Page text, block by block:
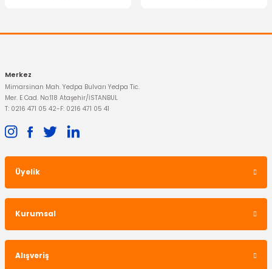
Ön Silecek Süpürgesi Connect
364,02 TL
Merkez
Mimarsinan Mah. Yedpa Bulvarı Yedpa Tic.
Mer. E Cad. No:118 Ataşehir/İSTANBUL
T: 0216 471 05 42-F: 0216 471 05 41
Üyelik
Kurumsal
Alışveriş